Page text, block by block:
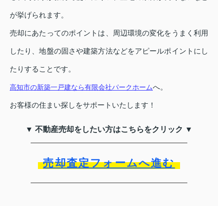
が挙げられます。
売却にあたってのポイントは、周辺環境の変化をうまく利用
したり、地盤の固さや建築方法などをアピールポイントにし
たりすることです。
高知市の新築一戸建なら有限会社パークホームへ。
お客様の住まい探しをサポートいたします！
▼ 不動産売却をしたい方はこちらをクリック ▼
売却査定フォームへ進む